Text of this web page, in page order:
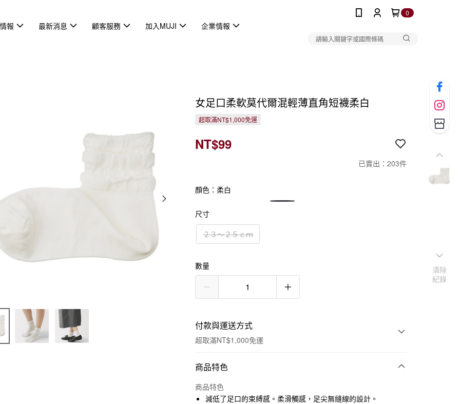
0
報 最新消息 顧客服務 加入MUJI 企業情報
女足口柔軟莫代爾混輕薄直角短襪柔白
超取滿NT$1,000免運
NT$99
已賣出：203件
顏色：柔白
尺寸
２３～２５ｃｍ
數量
付款與運送方式
超取滿NT$1,000免運
付款方式
信用卡一次付款
商品特色
商品特色
減低了足口的束縛感。柔滑觸感，足尖無縫線的設計。
清除
紀錄